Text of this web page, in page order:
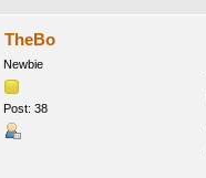
TheBo
Newbie
Post: 38